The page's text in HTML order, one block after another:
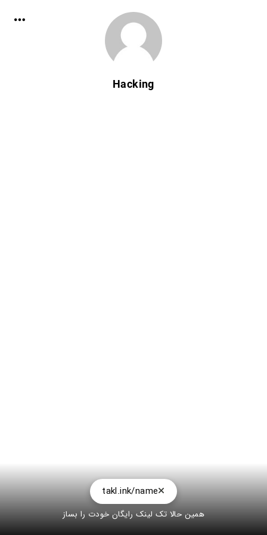
Hacking
takl.ink/name
همین حالا تک لینک رایگان خودت را بساز